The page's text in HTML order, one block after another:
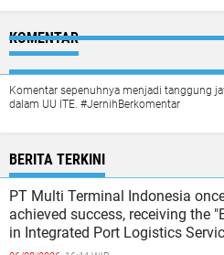
KOMENTAR
Komentar sepenuhnya menjadi tanggung
dalam UU ITE. #JernihBerkomentar
BERITA TERKINI
PT Multi Terminal Indonesia
achieved success, receiving the
in Integrated Port Logistics